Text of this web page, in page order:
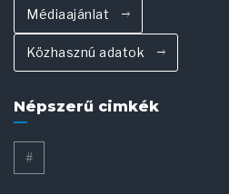
Médiaajánlat
Közhasznú adatok
Népszerű cimkék
#